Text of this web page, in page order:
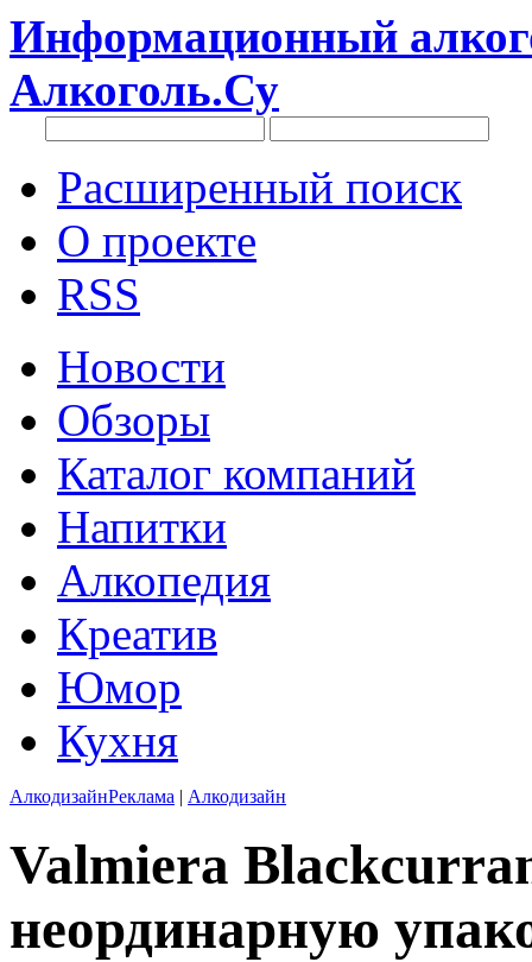
Информационный
Алкоголь.Су
Расширенный поиск
О проекте
RSS
Новости
Обзоры
Каталог компаний
Напитки
Алкопедия
Креатив
Юмор
Кухня
АлкодизайнРеклама | Алкодизайн
Valmiera
неординарную